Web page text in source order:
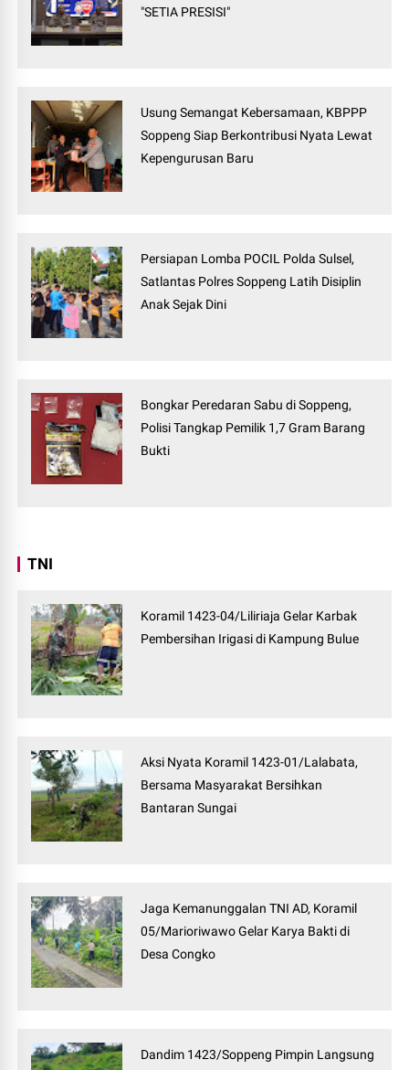
"SETIA PRESISI"
Usung Semangat Kebersamaan, KBPPP
Soppeng Siap Berkontribusi Nyata Lewat
Kepengurusan Baru
Persiapan Lomba POCIL Polda Sulsel,
Satlantas Polres Soppeng Latih Disiplin
Anak Sejak Dini
Bongkar Peredaran Sabu di Soppeng,
Polisi Tangkap Pemilik 1,7 Gram Barang
Bukti
TNI
Koramil 1423-04/Liliriaja Gelar Karbak
Pembersihan Irigasi di Kampung Bulue
Aksi Nyata Koramil 1423-01/Lalabata,
Bersama Masyarakat Bersihkan
Bantaran Sungai
Jaga Kemanunggalan TNI AD, Koramil
05/Marioriwawo Gelar Karya Bakti di
Desa Congko
Dandim 1423/Soppeng Pimpin Langsung